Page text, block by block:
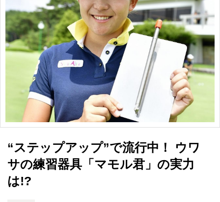
“ステップアップ”で流行中！ ウワ
サの練習器具「マモル君」の実力
は!?